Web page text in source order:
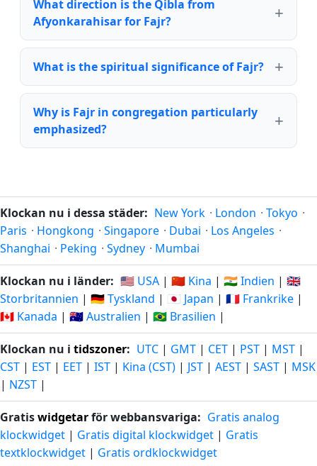
What direction is the Qibla from
Afyonkarahisar for Fajr?
What is the spiritual significance of Fajr?
Why is Fajr in congregation particularly
emphasized?
Klockan nu i dessa städer: New York · London · Tokyo ·
Paris · Hongkong · Singapore · Dubai · Los Angeles ·
Shanghai · Peking · Sydney · Mumbai
Klockan nu i länder: 🇺🇸 USA | 🇨🇳 Kina | 🇮🇳 Indien | 🇬🇧
Storbritannien | 🇩🇪 Tyskland | 🇯🇵 Japan | 🇫🇷 Frankrike |
🇨🇦 Kanada | 🇦🇺 Australien | 🇧🇷 Brasilien |
Klockan nu i tidszoner: UTC | GMT | CET | PST | MST |
CST | EST | EET | IST | Kina (CST) | JST | AEST | SAST | MSK
| NZST |
Gratiswidgetarför webbansvariga: Gratis analog
klockwidget | Gratis digital klockwidget | Gratis
textklockwidget | Gratis ordklockwidget